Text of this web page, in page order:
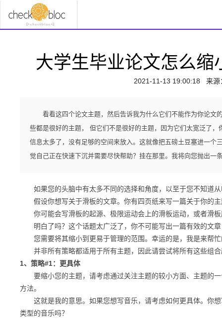
大学生毕业论文怎么
2021-11-13 19:00:18 来源
看看这四个论文主题，然后告诉我为什么它们不能作为你论文
些都是很好的主题， 但它们不是很好的主题，因为它们太宽泛了
信息太多了，没有足够的空间来放入。这就像把五磅土豆塞进一
觉自己正在快速下沉并需要尽快帮助？挂在那里。我将向您抛出
如果您的头脑中有太多不同的选择和角度，以至于您不知道从
假设你想写关于滑板的文章。 你有四页纸来写一篇关于你的
你可能会写滑板的起源、极限运动会上的滑板运动，或者滑板
明白了吗？ 这个话题太广泛了，你不可能写出一篇有效的文
您需要将其缩小到更易于管理的范围。 幸运的是，我是来帮
并非所有策略都适用于所有主题，因此请尝试将所有这些组合
1、 策略#1：更具体
要缩小您的主题，请考虑通过关注主题的较小方面、主题的一
方法。
这就是我的意思。 如果您想写音乐，请考虑如何更具体。你
类型的音乐吗？